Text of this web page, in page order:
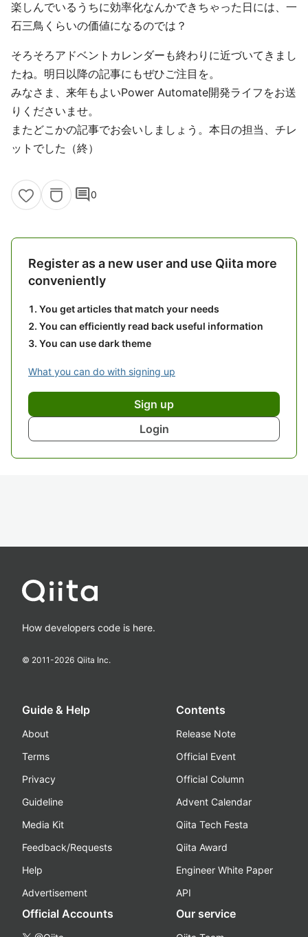
楽しんでいるうちに効率化なんかできちゃった日には、一
石三鳥くらいの価値になるのでは？
そろそろアドベントカレンダーも終わりに近づいてきまし
たね。明日以降の記事にもぜひご注目を。
みなさま、来年もよいPower Automate開発ライフをお送
りくださいませ。
またどこかの記事でお会いしましょう。本日の担当、チレ
ットでした（終）
comment0
Register as a new user and use Qiita more
conveniently
You get articles that match your needs
You can efficiently read back useful information
You can use dark theme
What you can do with signing up
Sign up
Login
How developers code is here.
© 2011-2026 Qiita Inc.
Guide & Help
About
Terms
Privacy
Guideline
Media Kit
Feedback/Requests
Help
Advertisement
Contents
Release Note
Official Event
Official Column
Advent Calendar
Qiita Tech Festa
Qiita Award
Engineer White Paper
API
Official Accounts Our service